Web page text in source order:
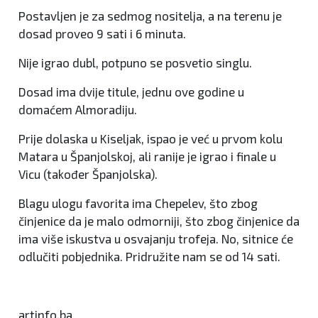
Postavljen je za sedmog nositelja, a na terenu je
dosad proveo 9 sati i 6 minuta.
Nije igrao dubl, potpuno se posvetio singlu.
Dosad ima dvije titule, jednu ove godine u
domaćem Almoradiju.
Prije dolaska u Kiseljak, ispao je već u prvom kolu
Matara u Španjolskoj, ali ranije je igrao i finale u
Vicu (također Španjolska).
Blagu ulogu favorita ima Chepelev, što zbog
činjenice da je malo odmorniji, što zbog činjenice da
ima više iskustva u osvajanju trofeja. No, sitnice će
odlučiti pobjednika. Pridružite nam se od 14 sati.
artinfo.ba